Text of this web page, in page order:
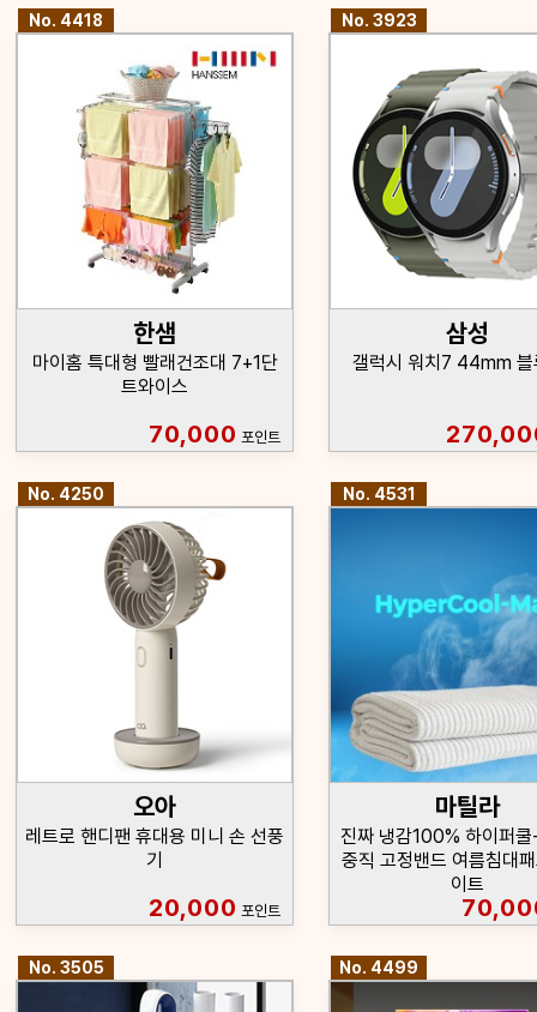
No. 4418
한샘
마이홈 특대형 빨래건조대 7+1단
트와이스
70,000 포인트
No. 3923
삼성
갤럭시 워치7 44mm 블
No. 4250
오아
레트로 핸디팬 휴대용 미니 손 선풍
기
20,000 포인트
No. 4531
마틸라
진짜 냉감100% 하이퍼
중직 고정밴드 여름침대
이트
No. 3505 No. 4499